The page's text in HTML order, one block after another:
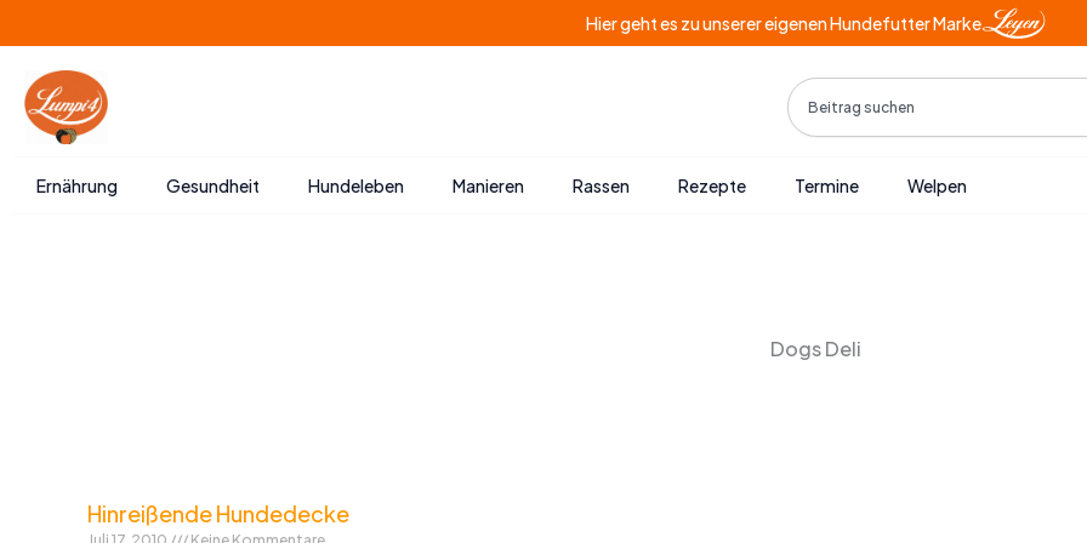
Inhalt
springen
Hier geht es zu unserer eigenen Hundefutter Marke
Search
Ernährung Gesundheit Hundeleben Manieren Rassen Rezepte Termine Welpen
Dogs Deli
Hinreißende Hundedecke